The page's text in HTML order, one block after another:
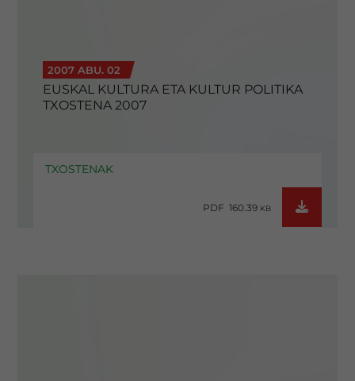
2007 ABU. 02
EUSKAL KULTURA ETA KULTUR POLITIKA
TXOSTENA 2007
TXOSTENAK
PDF 160.39 KB